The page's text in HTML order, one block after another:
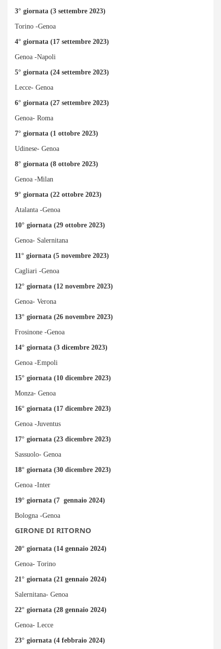
3° giornata (3 settembre 2023)
Torino -Genoa
4° giornata (17 settembre 2023)
Genoa -Napoli
5° giornata (24 settembre 2023)
Lecce- Genoa
6° giornata (27 settembre 2023)
Genoa- Roma
7° giornata (1 ottobre 2023)
Udinese- Genoa
8° giornata (8 ottobre 2023)
Genoa -Milan
9° giornata (22 ottobre 2023)
Atalanta -Genoa
10° giornata (29 ottobre 2023)
Genoa- Salernitana
11° giornata (5 novembre 2023)
Cagliari -Genoa
12° giornata (12 novembre 2023)
Genoa- Verona
13° giornata (26 novembre 2023)
Frosinone -Genoa
14° giornata (3 dicembre 2023)
Genoa -Empoli
15° giornata (10 dicembre 2023)
Monza- Genoa
16° giornata (17 dicembre 2023)
Genoa -Juventus
17° giornata (23 dicembre 2023)
Sassuolo- Genoa
18° giornata (30 dicembre 2023)
Genoa -Inter
19° giornata (7 gennaio 2024)
Bologna -Genoa
GIRONE DI RITORNO
20° giornata (14 gennaio 2024)
Genoa- Torino
21° giornata (21 gennaio 2024)
Salernitana- Genoa
22° giornata (28 gennaio 2024)
Genoa- Lecce
23° giornata (4 febbraio 2024)